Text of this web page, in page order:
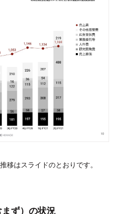
移はスライドのとおりです。
ず）の状況